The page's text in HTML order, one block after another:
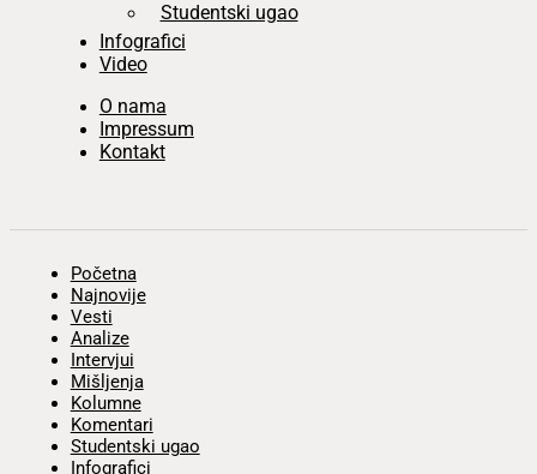
Studentski ugao
Infografici
Video
O nama
Impressum
Kontakt
Početna
Najnovije
Vesti
Analize
Intervjui
Mišljenja
Kolumne
Komentari
Studentski ugao
Infografici